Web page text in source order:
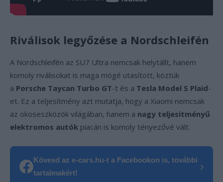
Riválisok legyőzése a Nordschleifén
A Nordschleifén az SU7 Ultra nemcsak helytállt, hanem
komoly riválisokat is maga mögé utasított, köztük
a Porsche Taycan Turbo GT-t és a Tesla Model S Plaid-
et. Ez a teljesítmény azt mutatja, hogy a Xiaomi nemcsak
az okoseszközök világában, hanem a nagy teljesítményű
elektromos autók piacán is komoly tényezővé vált.
Kövesd az e-cars.hu-t a Facebookon is, további
tartalmakért!
›